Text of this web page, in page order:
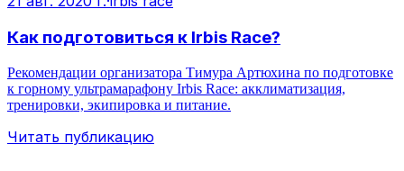
Как подготовиться к Irbis Race?
Рекомендации организатора Тимура Артюхина по подготовке
к горному ультрамарафону Irbis Race: акклиматизация,
тренировки, экипировка и питание.
Читать публикацию